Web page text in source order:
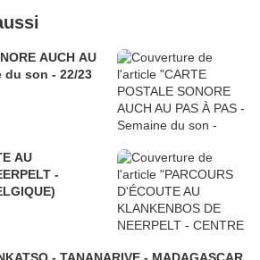
AUCH AU
du son - 22/23
AU
-